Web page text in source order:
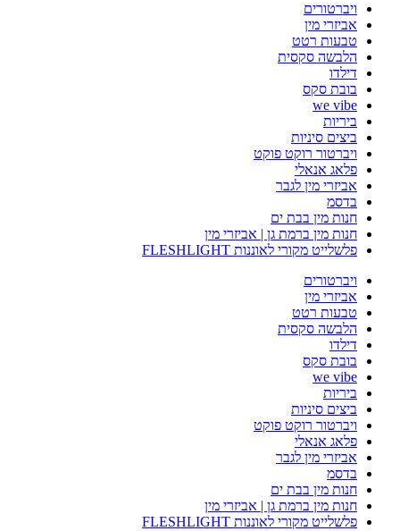
ויברטורים
אביזרי מין
טבעות רטט
הלבשה סקסית
דילדו
בובת סקס
we vibe
ביריות
ביצים סיניות
ויברטור רוקט פוקט
פלאג אנאלי
אביזרי מין לגבר
בדסמ
חנות מין בבת ים
חנות מין ברמת גן | אביזרי מין
פלשלייט מקורי לאוננות FLESHLIGHT
ויברטורים
אביזרי מין
טבעות רטט
הלבשה סקסית
דילדו
בובת סקס
we vibe
ביריות
ביצים סיניות
ויברטור רוקט פוקט
פלאג אנאלי
אביזרי מין לגבר
בדסמ
חנות מין בבת ים
חנות מין ברמת גן | אביזרי מין
פלשלייט מקורי לאוננות FLESHLIGHT